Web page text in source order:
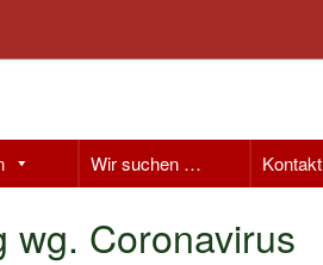
Wir suchen … Kontakt
wg. Coronavirus